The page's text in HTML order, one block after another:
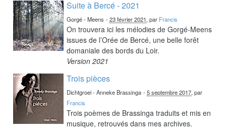
Suite à Bercé - 2021
Gorgé - Meens -23 février 2021, par Francis
On trouvera ici les mélodies de Gorgé-Meens
issues de l’Orée de Bercé, une belle forêt
domaniale des bords du Loir.
Version 2021
Trois pièces
Dichtgroei - Anneke Brassinga -5 septembre 2017, par
Francis
Trois poèmes de Brassinga traduits et mis en
musique, retrouvés dans mes archives.